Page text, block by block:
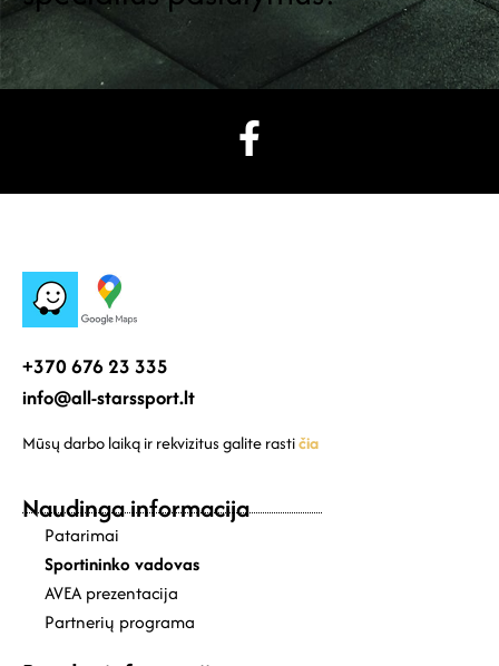
+370 676 23 335
info@all-starssport.lt
Mūsų darbo laiką ir rekvizitus galite rastičia
Naudinga informacija
Patarimai
Sportininko vadovas
AVEA prezentacija
Partnerių programa